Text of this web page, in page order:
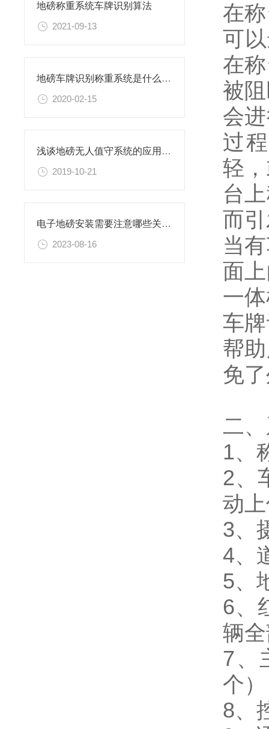
地磅称重系统车牌识别算法
2021-09-13
地磅车牌识别称重系统是什么有哪些功能
2020-02-15
浅谈地磅无人值守系统的应用及性能
2019-10-21
电子地磅安装需要注意哪些关键点
2023-08-16
在
可
在
被
会
过
轻
台
而
当
面
一
车
帮
免
二
1、
2、
动
3、
4、
5、
6、
辆
7、
个）
8、